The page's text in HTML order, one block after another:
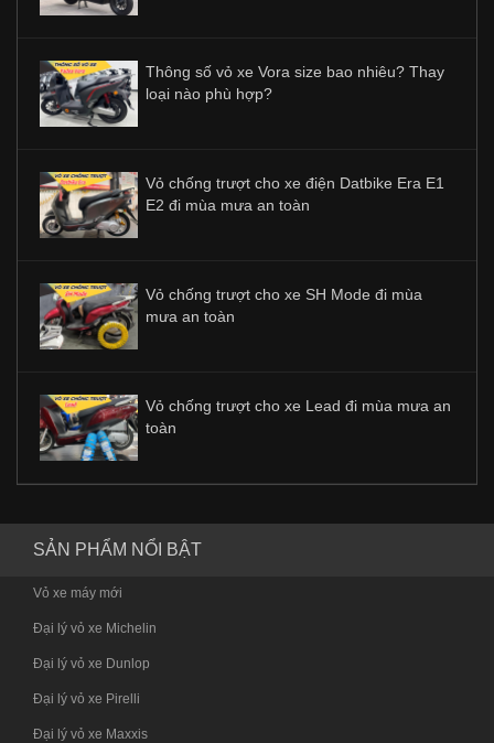
Thông số vỏ xe Vora size bao nhiêu? Thay
loại nào phù hợp?
Vỏ chống trượt cho xe điện Datbike Era E1
E2 đi mùa mưa an toàn
Vỏ chống trượt cho xe SH Mode đi mùa
mưa an toàn
Vỏ chống trượt cho xe Lead đi mùa mưa an
toàn
SẢN PHẨM NỔI BẬT
Vỏ xe máy mới
Đại lý vỏ xe Michelin
Đại lý vỏ xe Dunlop
Đại lý vỏ xe Pirelli
Đại lý vỏ xe Maxxis